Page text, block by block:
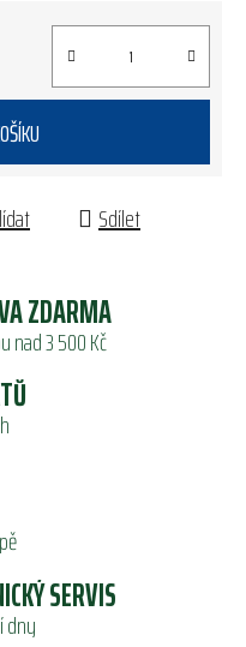
Sdílet
ZDARMA
nad 3 500 Kč
SERVIS
dny